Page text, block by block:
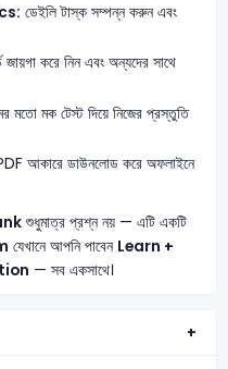
ডেইলি টাস্ক সম্পন্ন করুন এবং
জায়গা করে নিন এবং অন্যদের সাথে
মতো মক টেস্ট দিয়ে নিজের প্রস্তুতি
আকারে ডাউনলোড করে অফলাইনে
শুধুমাত্র প্রশ্ন নয় — এটি একটি
যেখানে আপনি পাবেন Learn +
— সব একসাথে।